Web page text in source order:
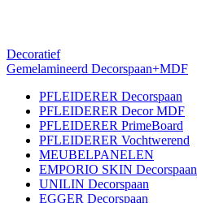
Decoratief
Gemelamineerd Decorspaan+MDF
PFLEIDERER Decorspaan
PFLEIDERER Decor MDF
PFLEIDERER PrimeBoard
PFLEIDERER Vochtwerend
MEUBELPANELEN
EMPORIO SKIN Decorspaan
UNILIN Decorspaan
EGGER Decorspaan